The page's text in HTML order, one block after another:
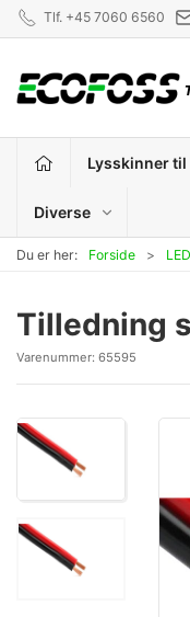
Tlf. +45 7060 6560
Lysskinner
Diverse
Du er her: Forside
Tilledning
Varenummer: 65595